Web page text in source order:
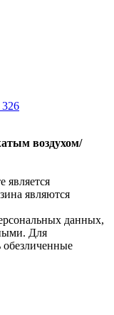
326
воздухом/
является
являются
данных,
Для
обезличенные